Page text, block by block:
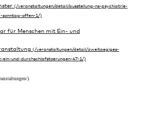
für Menschen mit Ein- und